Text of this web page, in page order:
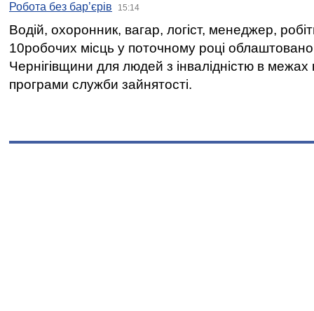
Робота без бар’єрів 15:14
Водій, охоронник, вагар, логіст, менеджер,
10робочих місць у поточному році
Чернігівщини для людей з інвалідністю в межах
програми служби зайнятості.